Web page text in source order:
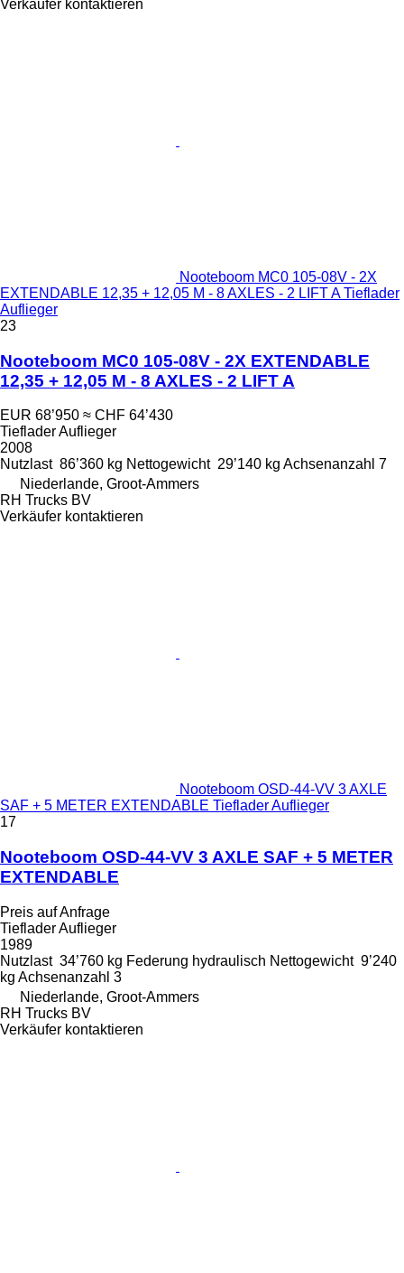
Verkäufer kontaktieren
Nooteboom MC0 105-08V - 2X
EXTENDABLE 12,35 + 12,05 M - 8 AXLES - 2 LIFT A Tieflader
Auflieger
23
Nooteboom MC0 105-08V - 2X EXTENDABLE
12,35 + 12,05 M - 8 AXLES - 2 LIFT A
EUR 68’950 ≈ CHF 64’430
Tieflader Auflieger
2008
Nutzlast 86’360 kg Nettogewicht 29’140 kg Achsenanzahl 7
Niederlande, Groot-Ammers
RH Trucks BV
Verkäufer kontaktieren
Nooteboom OSD-44-VV 3 AXLE
SAF + 5 METER EXTENDABLE Tieflader Auflieger
17
Nooteboom OSD-44-VV 3 AXLE SAF + 5 METER
EXTENDABLE
Preis auf Anfrage
Tieflader Auflieger
1989
Nutzlast 34’760 kg Federung hydraulisch Nettogewicht 9’240
kg Achsenanzahl 3
Niederlande, Groot-Ammers
RH Trucks BV
Verkäufer kontaktieren